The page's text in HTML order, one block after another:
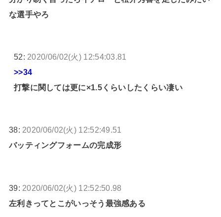
な選手やろ
52: 2020/06/02(火) 12:54:03.81
>>34
打撃に関しては更に×1.5くらいしたくらい凄い
38: 2020/06/02(火) 12:52:49.51
バッティングフォームの完成形
39: 2020/06/02(火) 12:52:50.98
左利きってとこがいっそう最強感ある